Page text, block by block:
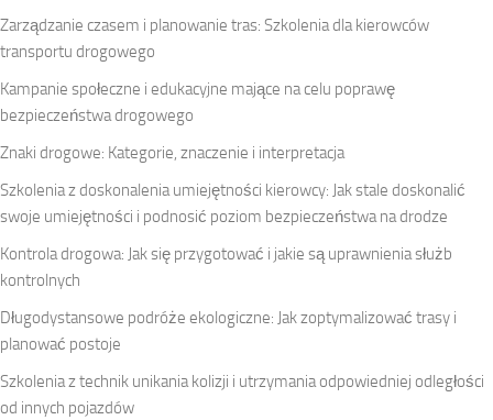
Zarządzanie czasem i planowanie tras: Szkolenia dla kierowców
transportu drogowego
Kampanie społeczne i edukacyjne mające na celu poprawę
bezpieczeństwa drogowego
Znaki drogowe: Kategorie, znaczenie i interpretacja
Szkolenia z doskonalenia umiejętności kierowcy: Jak stale doskonalić
swoje umiejętności i podnosić poziom bezpieczeństwa na drodze
Kontrola drogowa: Jak się przygotować i jakie są uprawnienia służb
kontrolnych
Długodystansowe podróże ekologiczne: Jak zoptymalizować trasy i
planować postoje
Szkolenia z technik unikania kolizji i utrzymania odpowiedniej odległości
od innych pojazdów